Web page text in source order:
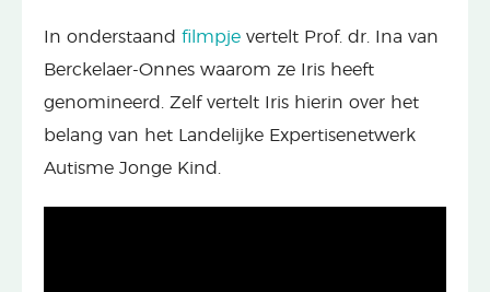
In onderstaand filmpje vertelt Prof. dr. Ina van
Berckelaer-Onnes waarom ze Iris heeft
genomineerd. Zelf vertelt Iris hierin over het
belang van het Landelijke Expertisenetwerk
Autisme Jonge Kind.